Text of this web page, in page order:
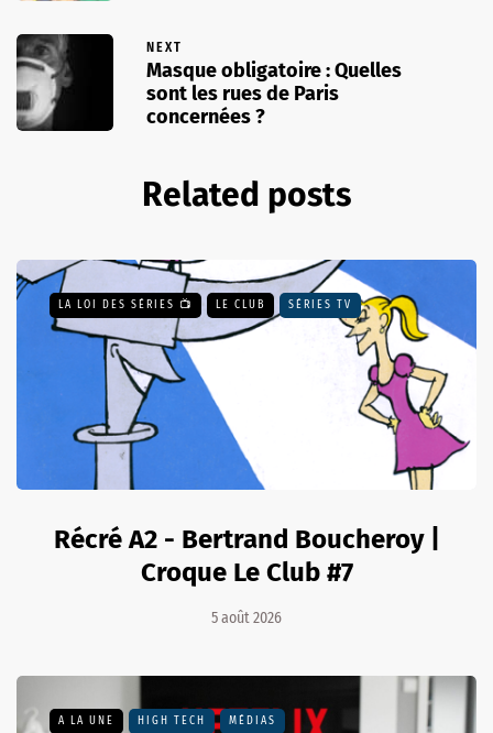
NEXT
Masque obligatoire : Quelles
sont les rues de Paris
concernées ?
Related posts
LA LOI DES SÉRIES 📺 LE CLUB SÉRIES TV
Récré A2 - Bertrand Boucheroy |
Croque Le Club #7
5 août 2026
A LA UNE HIGH TECH MÉDIAS